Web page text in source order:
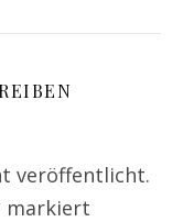
veröffentlicht.
markiert